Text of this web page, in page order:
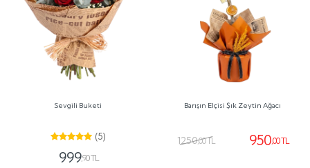
Sevgili Buketi
(5)
999,90 TL
Barışın Elçisi Şık Zeytin Ağacı
1250,00 TL 950,00 TL